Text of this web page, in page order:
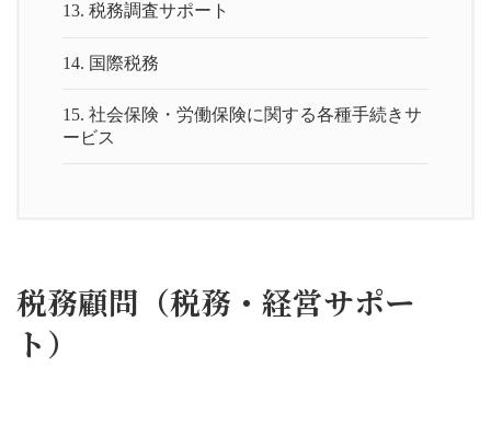
13.税務調査サポート
14. 国際税務
15.社会保険・労働保険に関する各種手続きサ
ービス
税務顧問（税務・経営サポー
ト）